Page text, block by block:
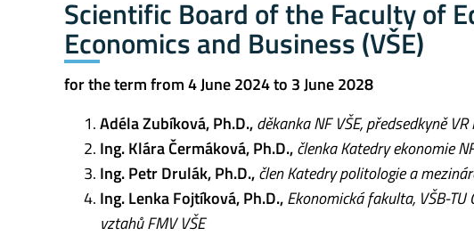
Scientific Board of the Faculty of
Economics and Business (VŠE)
for the term from 4 June 2024 to 3 June 2028
Adéla Zubíková, Ph.D.,děkanka NF VŠE, předsedkyně VR
Ing. Klára Čermáková, Ph.D.,členka Katedry ekonomie
Ing. Petr Drulák, Ph.D.,člen Katedry politologie a
Ing. Lenka Fojtíková, Ph.D.,Ekonomická fakulta, VŠB-
vztahů FMV VŠE